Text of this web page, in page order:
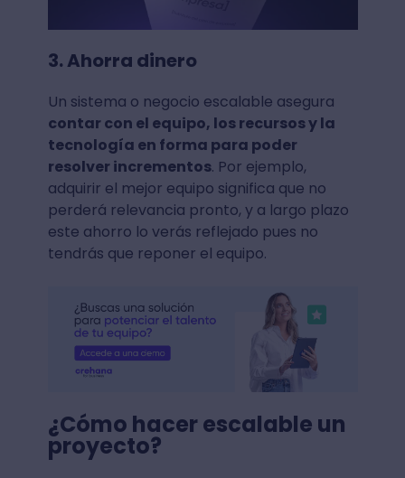
3. Ahorra dinero
Un sistema o negocio escalable asegura
contar con el equipo, los recursos y la
tecnología en forma para poder
resolver incrementos. Por ejemplo,
adquirir el mejor equipo significa que no
perderá relevancia pronto, y a largo plazo
este ahorro lo verás reflejado pues no
tendrás que reponer el equipo.
¿Cómo hacer escalable un
proyecto?